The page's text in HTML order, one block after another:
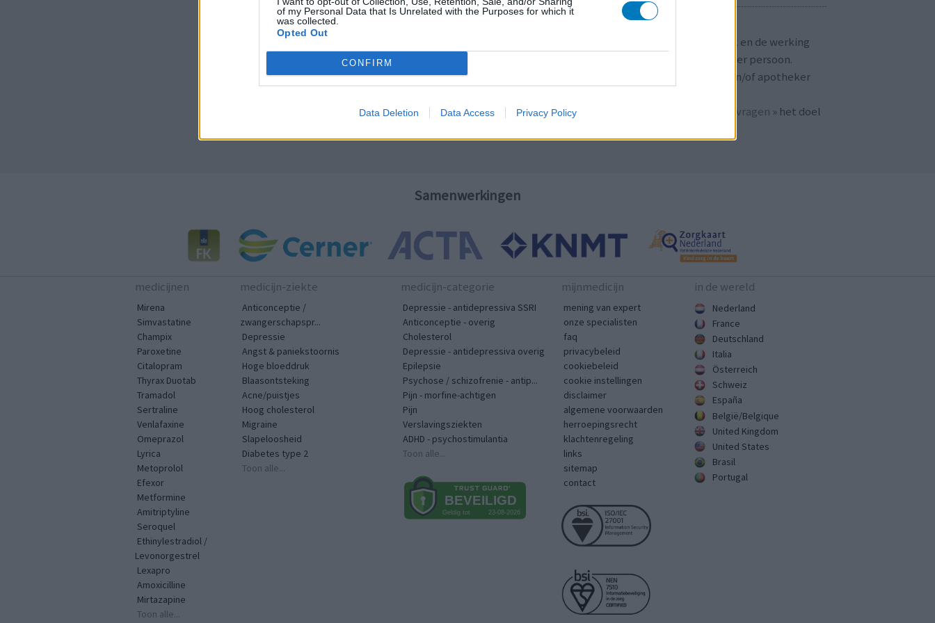
of my Personal Data that Is Unrelated with the Purposes for which it
was collected.
Opted Out
CONFIRM
Data Deletion Data Access Privacy Policy
14-03-2015
LET OP!
Ervaringen zijn persoonlijk en de werking
van medicijnen verschilt per persoon.
Raadpleeg altijd uw arts en/of apotheker
veelgestelde vragen » het doel
Samenwerkingen
medicijnen
Mirena
Simvastatine
Champix
Paroxetine
Citalopram
Thyrax Duotab
Tramadol
Sertraline
Venlafaxine
Omeprazol
Lyrica
Metoprolol
Efexor
Metformine
Amitriptyline
Seroquel
Ethinylestradiol /
Levonorgestrel
Lexapro
Amoxicilline
Mirtazapine
Toon alle...
medicijn-ziekte
Anticonceptie /
zwangerschapspr...
Depressie
Angst & paniekstoornis
Hoge bloeddruk
Blaasontsteking
Acne/puistjes
Hoog cholesterol
Migraine
Slapeloosheid
Diabetes type 2
Toon alle...
medicijn-categorie
Depressie - antidepressiva SSRI
Anticonceptie - overig
Cholesterol
Depressie - antidepressiva overig
Epilepsie
Psychose / schizofrenie - antip...
Pijn - morfine-achtigen
Pijn
Verslavingsziekten
ADHD - psychostimulantia
Toon alle...
mijnmedicijn
mening van expert
onze specialisten
faq
privacybeleid
cookiebeleid
cookie instellingen
disclaimer
algemene voorwaarden
herroepingsrecht
klachtenregeling
links
sitemap
contact
in de wereld
Nederland
France
Deutschland
Italia
Österreich
Schweiz
España
België/Belgique
United Kingdom
United States
Brasil
Portugal